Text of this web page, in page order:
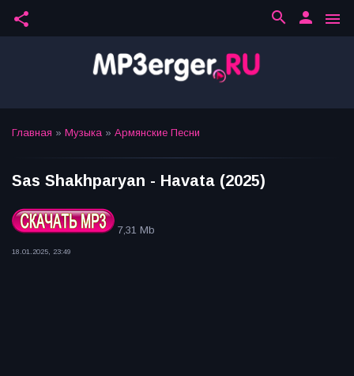
share menu
person
search
Главная » Музыка » Армянские Песни
Sas Shakhparyan - Havata (2025)
7,31 Mb
18.01.2025, 23:49